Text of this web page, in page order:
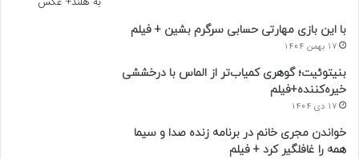
با این بازی مهارتی حسابی سرگرم بشین + فیلم
17 بهمن 1404
بنیتوئیت؛ گوهری کمیاب‌تر از الماس با درخششی
خیره‌کننده+فیلم
17 دی 1404
خواندن مجری خانم در برنامه زنده صدا و سیما
همه را غافلگیر کرد + فیلم